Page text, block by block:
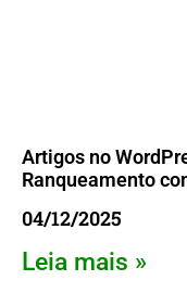
Artigos no
Ranqueamento
04/12/2025
Leia mais »